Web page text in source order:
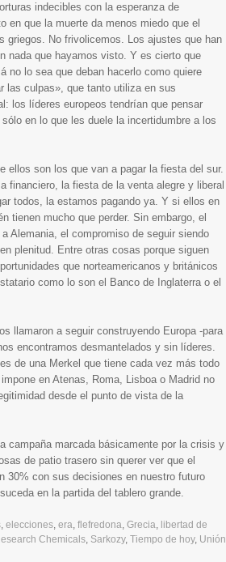
indecibles con la esperanza de
en que la muerte da menos miedo que el
griegos. No frivolicemos. Los ajustes que han
nada que hayamos visto. Y es cierto que
no lo sea que deban hacerlo como quiere
las culpas», que tanto utiliza en sus
los líderes europeos tendrían que pensar
en lo que les duele la incertidumbre a los
ellos son los que van a pagar la fiesta del sur.
financiero, la fiesta de la venta alegre y liberal
todos, la estamos pagando ya. Y si ellos en
tienen mucho que perder. Sin embargo, el
Alemania, el compromiso de seguir siendo
plenitud. Entre otras cosas porque siguen
que norteamericanos y británicos
como lo son el Banco de Inglaterra o el
llamaron a seguir construyendo Europa -para
encontramos desmantelados y sin líderes.
de una Merkel que tiene cada vez más todo
en Atenas, Roma, Lisboa o Madrid no
desde el punto de vista de la
campaña marcada básicamente por la crisis y
de patio trasero sin querer ver que el
30% con sus decisiones en nuestro futuro
en la partida del tablero grande.
, elecciones, era, flefredona, Grecia, libertad de
Chemicals, Sarkozy, Tiempo de hoy, Unión